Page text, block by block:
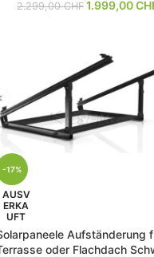
2.299,00CHF 1.999,00
-17%
AUSV
ERKA
UFT
Aufständerung
oder Flachdach